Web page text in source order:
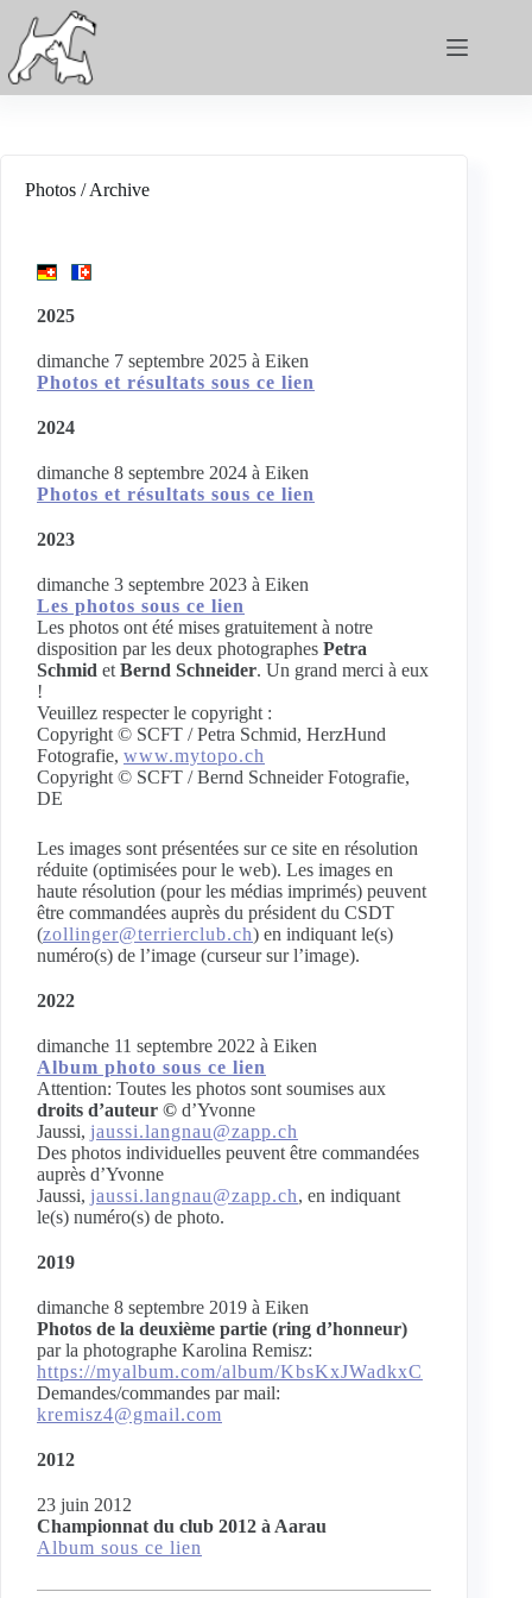
Photos / Archive
2025
dimanche 7 septembre 2025 à Eiken
Photos et résultats sous ce lien
2024
dimanche 8 septembre 2024 à Eiken
Photos et résultats sous ce lien
2023
dimanche 3 septembre 2023 à Eiken
Les photos sous ce lien
Les photos ont été mises gratuitement à notre
disposition par les deux photographes Petra
Schmid et Bernd Schneider. Un grand merci à eux
!
Veuillez respecter le copyright :
Copyright © SCFT / Petra Schmid, HerzHund
Fotografie, www.mytopo.ch
Copyright © SCFT / Bernd Schneider Fotografie,
DE
Les images sont présentées sur ce site en résolution
réduite (optimisées pour le web). Les images en
haute résolution (pour les médias imprimés) peuvent
être commandées auprès du président du CSDT
(zollinger@terrierclub.ch) en indiquant le(s)
numéro(s) de l’image (curseur sur l’image).
2022
dimanche 11 septembre 2022 à Eiken
Album photo sous ce lien
Attention: Toutes les photos sont soumises aux
droits d’auteur © d’Yvonne
Jaussi, jaussi.langnau@zapp.ch
Des photos individuelles peuvent être commandées
auprès d’Yvonne
Jaussi, jaussi.langnau@zapp.ch, en indiquant
le(s) numéro(s) de photo.
2019
dimanche 8 septembre 2019 à Eiken
Photos de la deuxième partie (ring d’honneur)
par la photographe Karolina Remisz:
https://myalbum.com/album/KbsKxJWadkxC
Demandes/commandes par mail:
kremisz4@gmail.com
2012
23 juin 2012
Championnat du club 2012 à Aarau
Album sous ce lien